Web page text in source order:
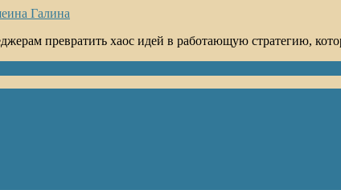
Галина
превратить хаос идей в работающую стратегию,